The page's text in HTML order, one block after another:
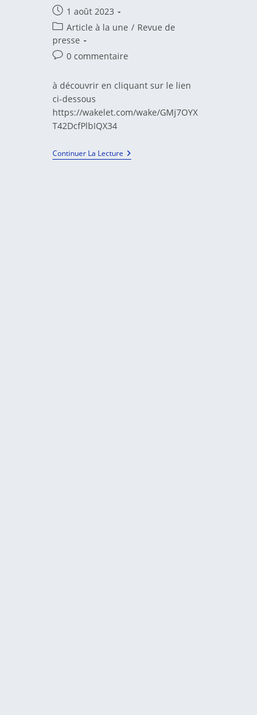
Publication
publiée :
1 août 2023
Post
category:
Article à la une / Revue de
presse
Commentaires
la
publication :
0 commentaire
à découvrir en cliquant sur le lien
ci-dessous
https://wakelet.com/wake/GMj7OYX
T42DcfPlbIQX34
Continuer La LectureActualités
Francophones